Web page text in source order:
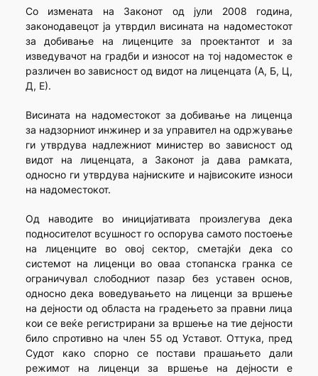
Со измената на Законот од јули 2008 година,
законодавецот ја утврдил висината на надоместокот
за добивање на лиценците за проектантот и за
изведувачот на градби и износот на тој надоместок е
различен во зависност од видот на лиценцата (А, Б, Ц,
Д, Е).
Висината на надоместокот за добивање на лиценца
за надзорниот инжинер и за управител на одржување
ги утврдува надлежниот министер во зависност од
видот на лиценцата, а Законот ja дава рамката,
односно ги утврдува најниските и највисоките износи
на надоместокот.
Од наводите во иницијативата произлегува дека
подносителот всушност го оспорува самото постоење
на лиценците во овој сектор, сметајќи дека со
системот на лиценци во оваа стопанска гранка се
ограничувал слободниот пазар без уставен основ,
односно дека воведувањето на лиценци за вршење
на дејности од областа на градењето за правни лица
кои се веќе регистрирани за вршење на тие дејности
било спротивно на член 55 од Уставот. Оттука, пред
Судот како спорно се постави прашањето дали
режимот на лиценци за вршење на дејности е